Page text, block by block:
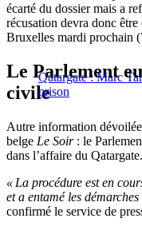
écarté du dossier mais a
récusation devra donc
Bruxelles mardi prochain
Qatargate : Marc
prison
Le Parlement
civile
Autre information
belge Le Soir: le
dans l’affaire du Qatargate.
« La procédure est en
et a entamé les
confirmé le service de